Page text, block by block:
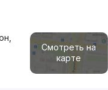
Смотреть на
карте